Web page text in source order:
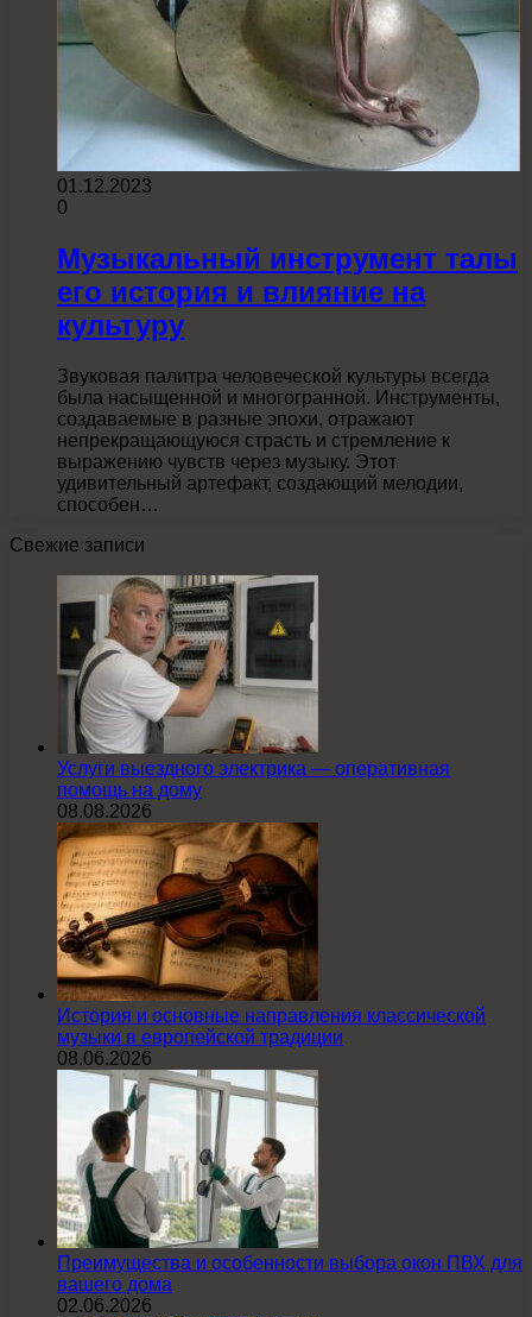
01.12.2023
0
Музыкальный инструмент талы
его история и влияние на
культуру
Звуковая палитра человеческой культуры всегда
была насыщенной и многогранной. Инструменты,
создаваемые в разные эпохи, отражают
непрекращающуюся страсть и стремление к
выражению чувств через музыку. Этот
удивительный артефакт, создающий мелодии,
способен…
Свежие записи
Услуги выездного электрика — оперативная
помощь на дому
08.08.2026
История и основные направления классической
музыки в европейской традиции
08.06.2026
Преимущества и особенности выбора окон ПВХ для
вашего дома
02.06.2026